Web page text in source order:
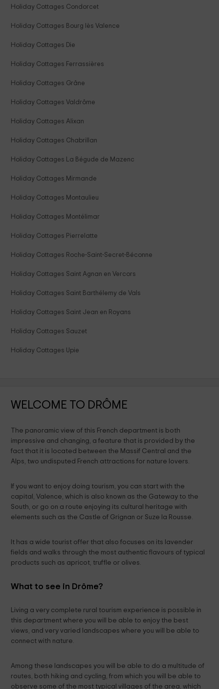
Holiday Cottages Condorcet
Holiday Cottages Bourg lès Valence
Holiday Cottages Die
Holiday Cottages Ferrassières
Holiday Cottages Grâne
Holiday Cottages Valdrôme
Holiday Cottages Alixan
Holiday Cottages Chabrillan
Holiday Cottages La Bégude de Mazenc
Holiday Cottages Mirmande
Holiday Cottages Montaulieu
Holiday Cottages Montélimar
Holiday Cottages Pierrelatte
Holiday Cottages Roche-Saint-Secret-Béconne
Holiday Cottages Saint Agnan en Vercors
Holiday Cottages Saint Barthélemy de Vals
Holiday Cottages Saint Jean en Royans
Holiday Cottages Sauzet
Holiday Cottages Upie
WELCOME TO DRÔME
The panoramic view of this French department is both
impressive and changing, a feature that is provided by the
fact that it is located between the Massif Central and the
Alps, two undisputed French attractions for nature lovers.
If you want to enjoy doing tourism, you can start with the
capital, Valence, which is also known as the Gateway to the
South, or go on a route enjoying its cultural heritage with
elements such as the Castle of Grignan or Suze la Rousse.
It has a wide tourist offer that also focuses on its lavender
fields and walks through the most authentic flavours of typical
products such as apricot, truffle or olives.
What to see in Drôme?
Living a very complete rural tourism experience is possible in
this department where you will be able to enjoy the best
views, and very varied landscapes where you will be able to
connect with nature.
Among these landscapes you will be able to do a multitude of
routes, both hiking and cycling, from which you will be able to
observe some of the most typical villages of the area, which